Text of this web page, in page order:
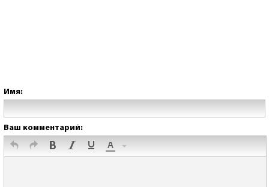
Имя:
Ваш комментарий: